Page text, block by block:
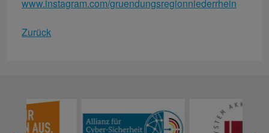
www.instagram.com/gruendungsregionniederrhein
Zurück